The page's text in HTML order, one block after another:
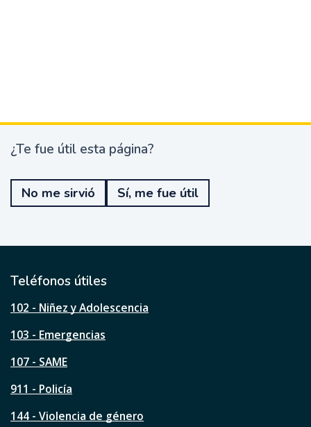
¿
e
u
t
l
s
a
á
i
a
¿Te fue útil esta página?
No me sirvió Sí, me fue útil
Teléfonos útiles
102 - Niñez y Adolescencia
103 - Emergencias
107 - SAME
911 - Policía
144 - Violencia de género